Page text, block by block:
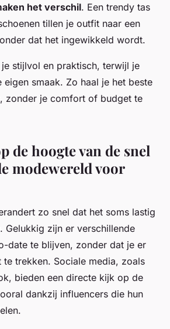
het verschil. Een trendy tas
tillen je outfit naar een
dat het ingewikkeld wordt.
stijlvol en praktisch, terwijl je
eigen smaak. Zo haal je het beste
zonder je comfort of budget te
de hoogte van de snel
modewereld voor
zo snel dat het soms lastig
Gelukkig zijn er verschillende
date te blijven, zonder dat je er
te trekken. Sociale media, zoals
bieden een directe kijk op de
dankzij influencers die hun